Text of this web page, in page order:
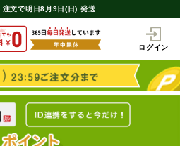
注文で明日8月9日(日) 発送
ログイン